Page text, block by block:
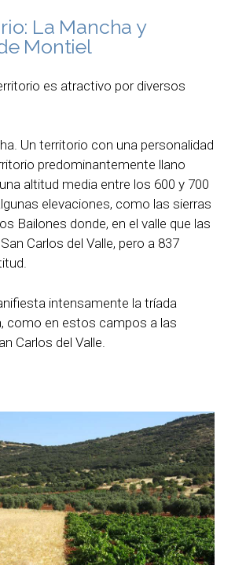
La Mancha y
Montiel
es atractivo por diversos
Un territorio con una personalidad
predominantemente llano
altitud media entre los 600 y 700
elevaciones, como las sierras
Bailones donde, en el valle que las
Carlos del Valle, pero a 837
intensamente la tríada
como en estos campos a las
Carlos del Valle.